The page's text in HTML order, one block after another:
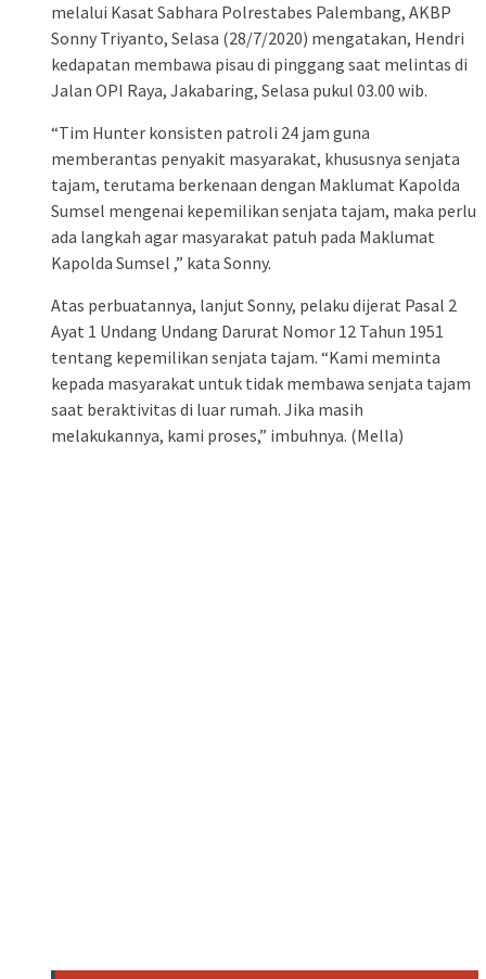
melalui Kasat Sabhara Polrestabes Palembang, AKBP
Sonny Triyanto, Selasa (28/7/2020) mengatakan, Hendri
kedapatan membawa pisau di pinggang saat melintas di
Jalan OPI Raya, Jakabaring, Selasa pukul 03.00 wib.
“Tim Hunter konsisten patroli 24 jam guna
memberantas penyakit masyarakat, khususnya senjata
tajam, terutama berkenaan dengan Maklumat Kapolda
Sumsel mengenai kepemilikan senjata tajam, maka perlu
ada langkah agar masyarakat patuh pada Maklumat
Kapolda Sumsel ,” kata Sonny.
Atas perbuatannya, lanjut Sonny, pelaku dijerat Pasal 2
Ayat 1 Undang Undang Darurat Nomor 12 Tahun 1951
tentang kepemilikan senjata tajam. “Kami meminta
kepada masyarakat untuk tidak membawa senjata tajam
saat beraktivitas di luar rumah. Jika masih
melakukannya, kami proses,” imbuhnya. (Mella)